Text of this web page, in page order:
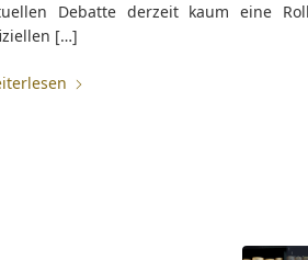
Debatte derzeit kaum eine
[…]